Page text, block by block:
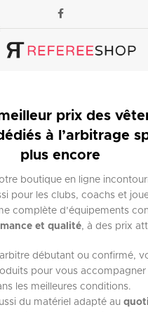
prix des
à l’arbitrage
plus encore
boutique en ligne
pour les clubs, coachs et
complète d’équipements
et qualité, à des prix
débutant ou confirmé,
pour vous accompagner
les meilleures conditions.
du matériel adapté au